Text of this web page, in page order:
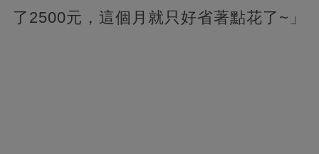
了2500元，這個月就只好省著點花了~」